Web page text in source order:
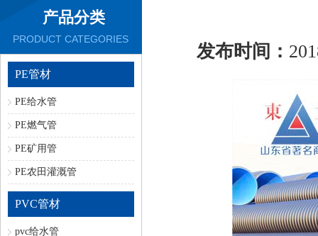
产品分类
PRODUCT CATEGORIES
PE管材
PE给水管
PE燃气管
PE矿用管
PE农田灌溉管
PVC管材
pvc给水管
发布时间：